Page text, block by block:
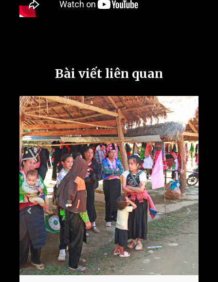
Bài viết liên quan